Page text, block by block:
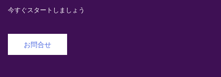
今すぐスタートしましょう
お問合せ